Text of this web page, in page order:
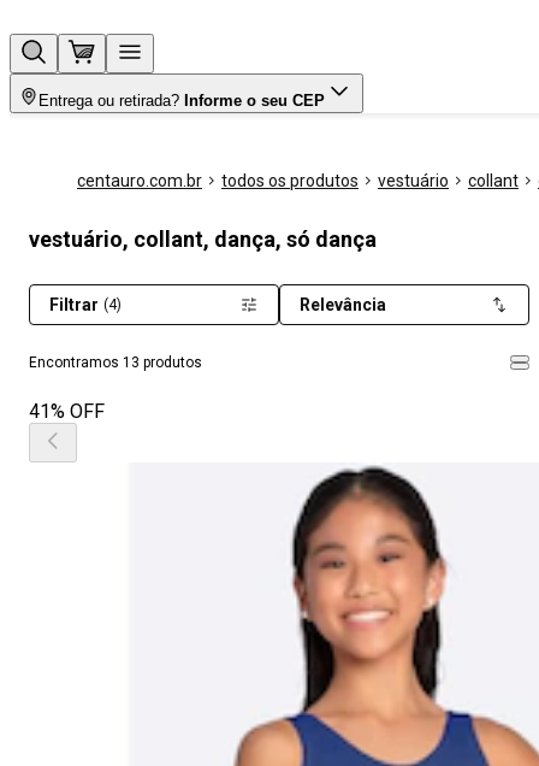
Entrega ou retirada? Informe o seu CEP
centauro.com.br todos os produtos vestuário collant
vestuário, collant, dança, só dança
Encontramos 13 produtos
Filtrar (4) Relevância
41% OFF